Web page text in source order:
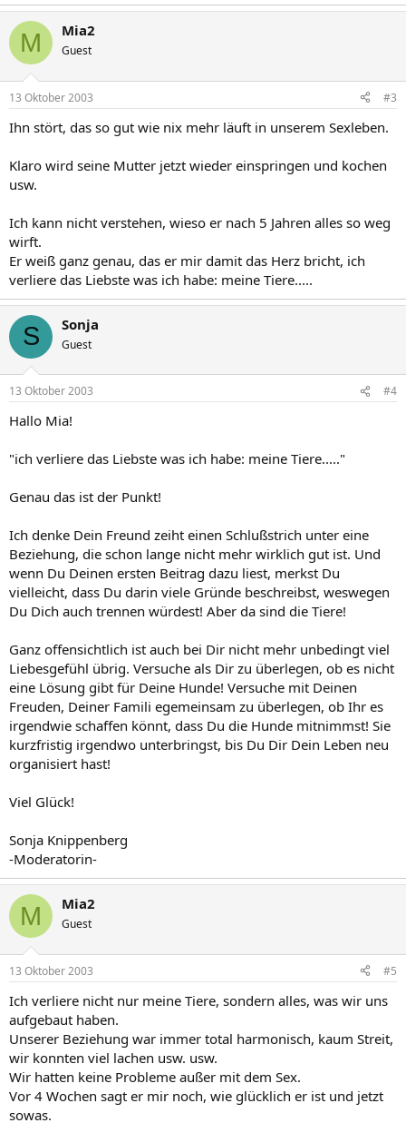
M Mia2
Guest
13 Oktober 2003 #3
Ihn stört, das so gut wie nix mehr läuft in unserem Sexleben.
Klaro wird seine Mutter jetzt wieder einspringen und kochen
usw.
Ich kann nicht verstehen, wieso er nach 5 Jahren alles so weg
wirft.
Er weiß ganz genau, das er mir damit das Herz bricht, ich
verliere das Liebste was ich habe: meine Tiere.....
S Sonja
Guest
13 Oktober 2003 #4
Hallo Mia!
"ich verliere das Liebste was ich habe: meine Tiere....."
Genau das ist der Punkt!
Ich denke Dein Freund zeiht einen Schlußstrich unter eine
Beziehung, die schon lange nicht mehr wirklich gut ist. Und
wenn Du Deinen ersten Beitrag dazu liest, merkst Du
vielleicht, dass Du darin viele Gründe beschreibst, weswegen
Du Dich auch trennen würdest! Aber da sind die Tiere!
Ganz offensichtlich ist auch bei Dir nicht mehr unbedingt viel
Liebesgefühl übrig. Versuche als Dir zu überlegen, ob es nicht
eine Lösung gibt für Deine Hunde! Versuche mit Deinen
Freuden, Deiner Famili egemeinsam zu überlegen, ob Ihr es
irgendwie schaffen könnt, dass Du die Hunde mitnimmst! Sie
kurzfristig irgendwo unterbringst, bis Du Dir Dein Leben neu
organisiert hast!
Viel Glück!
Sonja Knippenberg
-Moderatorin-
M Mia2
Guest
13 Oktober 2003 #5
Ich verliere nicht nur meine Tiere, sondern alles, was wir uns
aufgebaut haben.
Unserer Beziehung war immer total harmonisch, kaum Streit,
wir konnten viel lachen usw. usw.
Wir hatten keine Probleme außer mit dem Sex.
Vor 4 Wochen sagt er mir noch, wie glücklich er ist und jetzt
sowas.